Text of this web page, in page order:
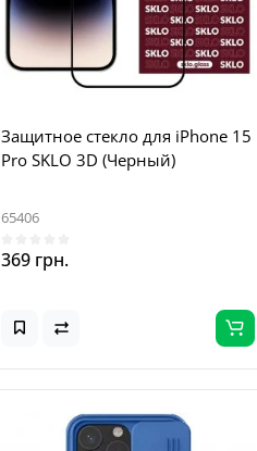
Защитное стекло для iPhone 15
Pro SKLO 3D (Черный)
65406
369 грн.